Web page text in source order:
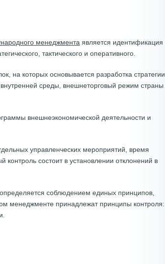
менеджмента является идентификация
тактического и оперативного.
на которых основывается разработка стратегии
среды, внешнеторговый режим страны
внешнеэкономической деятельности и
управленческих мероприятий, время
состоит в установлении отклонений в
соблюдением единых принципов,
менеджменте принадлежат принципы контроля: